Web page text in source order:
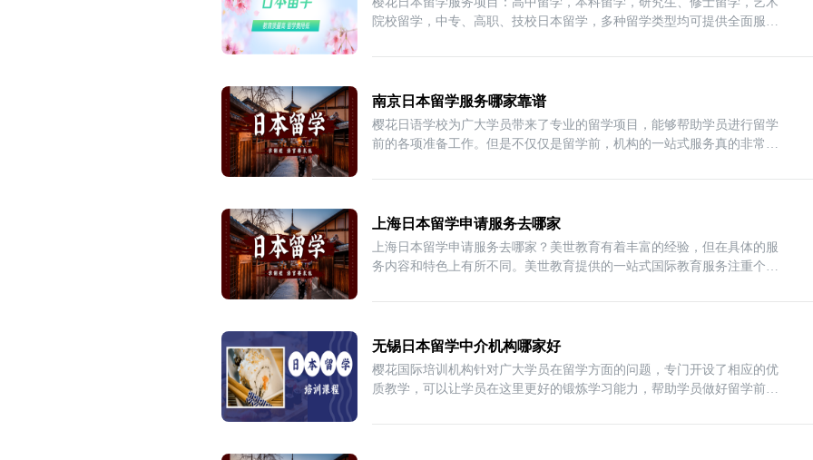
院校留学，中专、高职、技校日本留学，多种留学类型均可提供全面服
南京日本留学服务哪家靠谱
樱花日语学校为广大学员带来了专业的留学项目，能够帮助学员进行留学
前的各项准备工作。但是不仅仅是留学前，机构的一站式服务真的非常不
上海日本留学申请服务去哪家
上海日本留学申请服务去哪家？美世教育有着丰富的经验，但在具体的服
务内容和特色上有所不同。美世教育提供的一站式国际教育服务注重个性
无锡日本留学中介机构哪家好
樱花国际培训机构针对广大学员在留学方面的问题，专门开设了相应的优
质教学，可以让学员在这里更好的锻炼学习能力，帮助学员做好留学前的